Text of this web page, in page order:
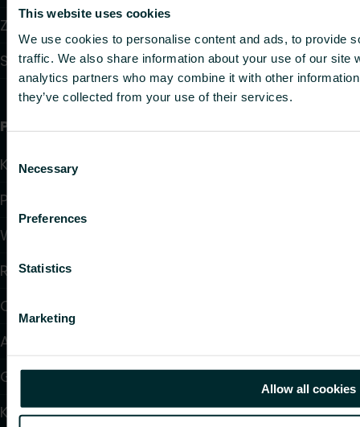
This website uses cookies
We use cookies to personalise content and ads, to provide
traffic. We also share information about your use of our site
analytics partners who may combine it with other
they’ve collected from your use of their services.
Selection
Necessary
Preferences
Statistics
Marketing
Allow all cookies
Zawory i głowice termostatyczne
Systemy instalacyjne
Przydatne linki
Kalkulatory doboru produktów
Pliki do pobrania
Wsparcie
Rozwiązania
O nas
Artykuły
Gdzie kupić
Kontakt